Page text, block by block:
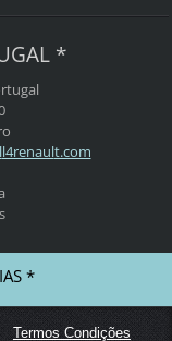
*
l4renault.com
*
Termos Condições